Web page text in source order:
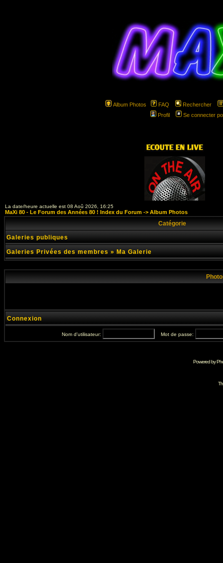
Album Photos FAQ
Rechercher
Profil
Se connecter
La date/heure actuelle est 08 Aoû 2026, 16:25
MaXi 80 - Le Forum des Années 80 ! Index du Forum -> Album Photos
Catégorie
Galeries publiques
Galeries Privées des membres » Ma Galerie
Connexion
Nom d'utilisateur: Mot de passe:
Powered by